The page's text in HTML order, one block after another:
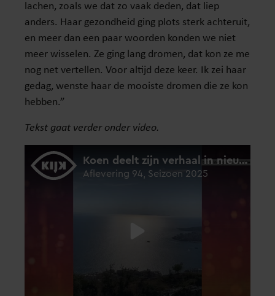
lachen, zoals we dat zo vaak deden, dat liep
anders. Haar gezondheid ging plots sterk achteruit,
en meer dan een paar woorden konden we niet
meer wisselen. Ze ging lang dromen, dat kon ze me
nog net vertellen. Voor altijd deze keer. Ik zei haar
gedag, wenste haar de mooiste dromen die ze kon
hebben.”
Tekst gaat verder onder video.